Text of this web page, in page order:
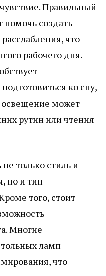
Правильный
создать
что
рабочего дня.
ко сну,
освещение может
рутин или чтения
только стиль и
но и тип
того, стоит
Многие
ламп
что